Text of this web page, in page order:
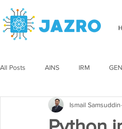
All Posts AINS IRM
Ismail Samsuddin